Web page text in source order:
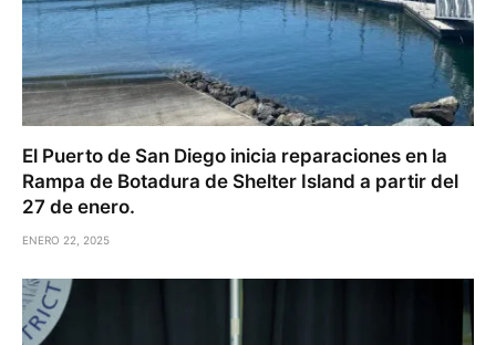
El Puerto de San Diego inicia reparaciones en la
Rampa de Botadura de Shelter Island a partir del
27 de enero.
ENERO 22, 2025